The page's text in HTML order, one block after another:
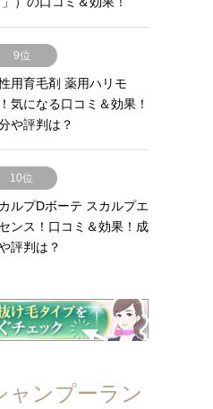
9位
用育毛剤 薬用ハリモ
気になる口コミ＆効果！
や評判は？
10位
ルプDボーテ スカルプエ
ンス！口コミ＆効果！成
評判は？
ャンプーラン